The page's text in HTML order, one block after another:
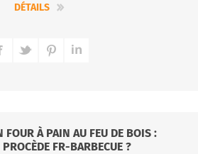
DÉTAILS
FOUR À PAIN AU FEU DE BOIS :
FR-BARBECUE ?